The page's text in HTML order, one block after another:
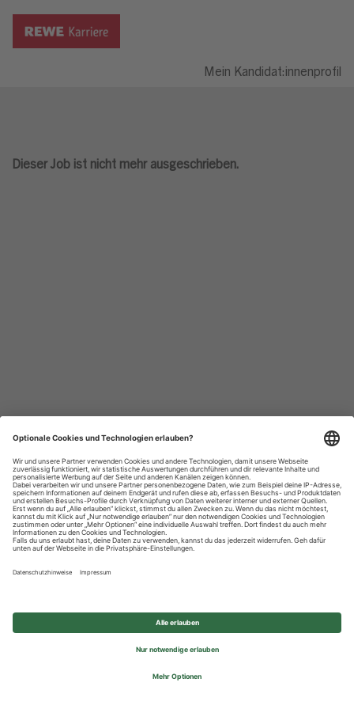
Mein Kandidat:innenprofil
Dieser Job ist nicht mehr ausgeschrieben.
Datenschutzhinweise
Impressum
Privatsphäre-Einstellungen
© 2026 REWE Group - All rights reserved